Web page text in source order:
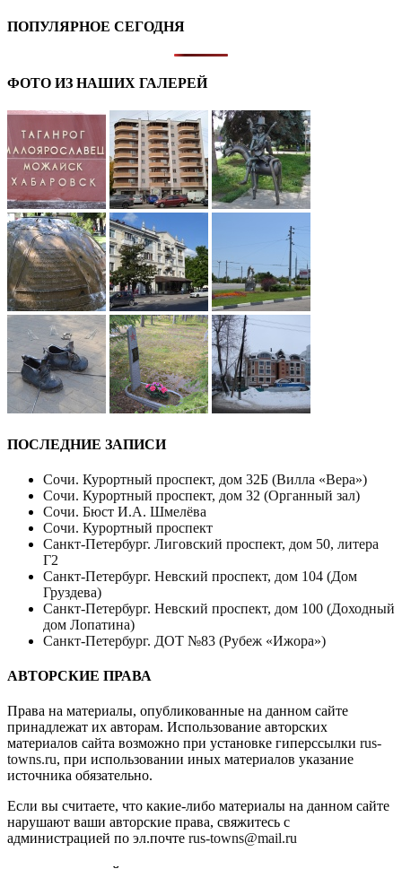
ПОПУЛЯРНОЕ СЕГОДНЯ
ФОТО ИЗ НАШИХ ГАЛЕРЕЙ
ПОСЛЕДНИЕ ЗАПИСИ
Сочи. Курортный проспект, дом 32Б (Вилла «Вера»)
Сочи. Курортный проспект, дом 32 (Органный зал)
Сочи. Бюст И.А. Шмелёва
Сочи. Курортный проспект
Санкт-Петербург. Лиговский проспект, дом 50, литера
Г2
Санкт-Петербург. Невский проспект, дом 104 (Дом
Груздева)
Санкт-Петербург. Невский проспект, дом 100 (Доходный
дом Лопатина)
Санкт-Петербург. ДОТ №83 (Рубеж «Ижора»)
АВТОРСКИЕ ПРАВА
Права на материалы, опубликованные на данном сайте
принадлежат их авторам. Использование авторских
материалов сайта возможно при установке гиперссылки rus-
towns.ru, при использовании иных материалов указание
источника обязательно.
Если вы считаете, что какие-либо материалы на данном сайте
нарушают ваши авторские права, свяжитесь с
администрацией по эл.почте rus-towns@mail.ru